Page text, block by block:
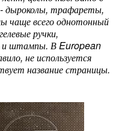
дыроколы, трафареты,
чаще всего однотонный
ручки,
и штампы. В European
не используется
название страницы.